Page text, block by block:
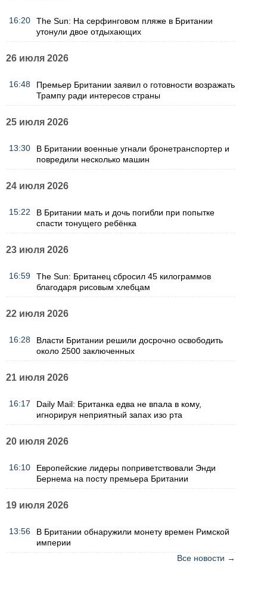
16:20
The Sun: На серфинговом пляже в Британии
утонули двое отдыхающих
26 июля 2026
16:48
Премьер Британии заявил о готовности возражать
Трампу ради интересов страны
25 июля 2026
13:30
В Британии военные угнали бронетранспортер и
повредили несколько машин
24 июля 2026
15:22
В Британии мать и дочь погибли при попытке
спасти тонущего ребёнка
23 июля 2026
16:59
The Sun: Британец сбросил 45 килограммов
благодаря рисовым хлебцам
22 июля 2026
16:28
Власти Британии решили досрочно освободить
около 2500 заключенных
21 июля 2026
16:17
Daily Mail: Британка едва не впала в кому,
игнорируя неприятный запах изо рта
20 июля 2026
16:10
Европейские лидеры поприветствовали Энди
Бернема на посту премьера Британии
19 июля 2026
13:56
В Британии обнаружили монету времен Римской
империи
Все новости →